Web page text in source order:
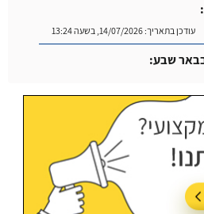
עודכן בתאריך:14/07/2026, בשעה 13:24
שבע: